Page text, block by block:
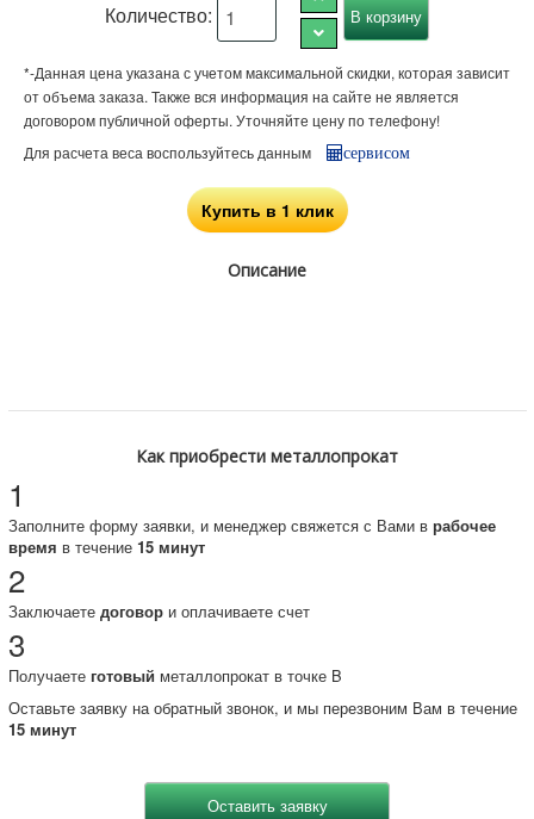
Количество:
*-Данная цена указана с учетом максимальной скидки, которая зависит
от объема заказа. Также вся информация на сайте не является
договором публичной оферты. Уточняйте цену по телефону!
Для расчета веса воспользуйтесь данным
сервисом
Купить в 1 клик
Описание
Как приобрести металлопрокат
1
Заполните форму заявки, и менеджер свяжется с Вами в рабочее
время в течение 15 минут
2
Заключаете договори оплачиваете счет
3
Получаете готовый металлопрокат в точке B
Оставьте заявку на обратный звонок, и мы перезвоним Вам в течение
15 минут